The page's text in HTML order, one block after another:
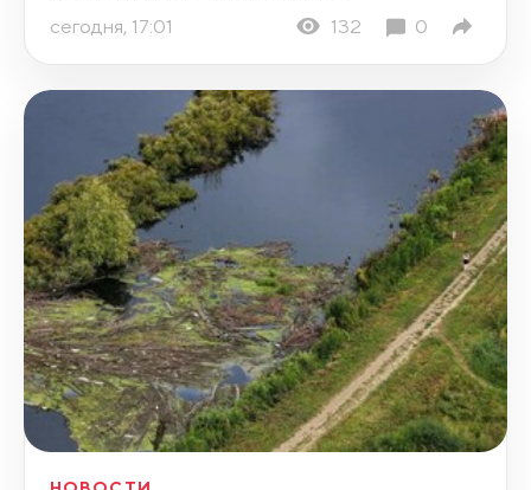
сегодня, 17:01 132 0